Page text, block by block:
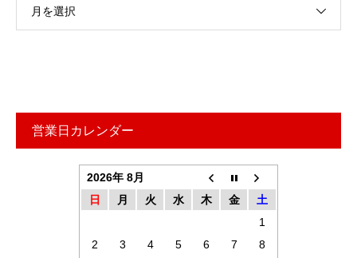
月を選択
営業日カレンダー
2026年 8月
日
月 火 水 木 金
土
1
2
3 4 5 6 7
8